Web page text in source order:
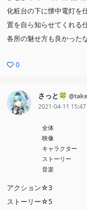
化粧台の下に懐中電灯を
置を自ら知らせてくれる
各所の魅せ方も良かったな
0
さっと🍀
2021-04-11 15:47
全体
映像
キャラクター
ストーリー
音楽
アクション☆3
ストーリー☆5